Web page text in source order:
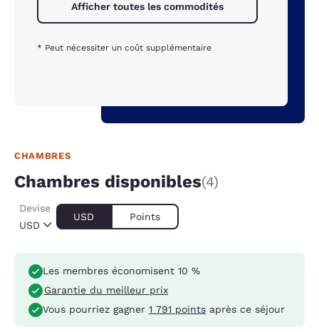
Afficher toutes les commodités
* Peut nécessiter un coût supplémentaire
CHAMBRES
Chambres disponibles(4)
USD
Devise
USD Points
Les membres économisent 10 %
Garantie du meilleur prix
Vous pourriez gagner 1 791 points après ce séjour